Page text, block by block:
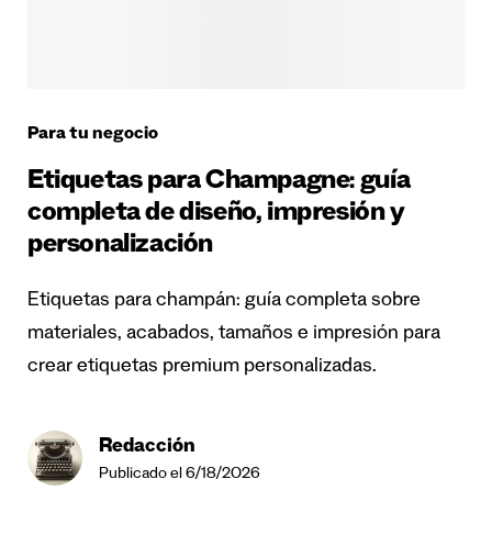
Para tu negocio
Etiquetas para Champagne: guía
completa de diseño, impresión y
personalización
Etiquetas para champán: guía completa sobre
materiales, acabados, tamaños e impresión para
crear etiquetas premium personalizadas.
Redacción
Publicado el 6/18/2026